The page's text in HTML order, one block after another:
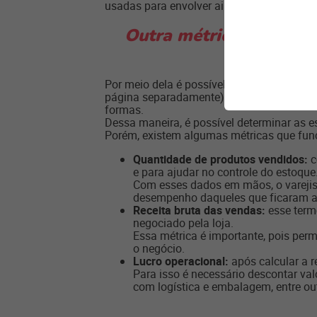
usadas para envolver ainda mais
Outra métrica
Por meio dela é possível observar a
página separadamente), por e-mail
formas.
Dessa maneira, é possível determinar as
Porém, existem algumas métricas que
Quantidade de produtos vendidos:
e para ajudar no controle do estoque.
Com esses dados em mãos, o
desempenho daqueles que ficaram
Receita bruta das vendas: esse
negociado pela loja.
Essa métrica é importante, pois
o negócio.
Lucro operacional: após calcular a
Para isso é necessário descontar
com logística e embalagem, entre